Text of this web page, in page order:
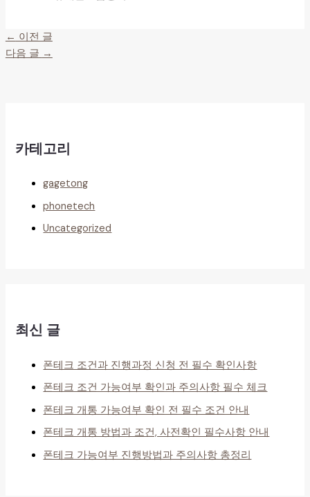
← 이전 글
다음 글 →
카테고리
gagetong
phonetech
Uncategorized
최신 글
폰테크 조건과 진행과정 신청 전 필수 확인사항
폰테크 조건 가능여부 확인과 주의사항 필수 체크
폰테크 개통 가능여부 확인 전 필수 조건 안내
폰테크 개통 방법과 조건, 사전확인 필수사항 안내
폰테크 가능여부 진행방법과 주의사항 총정리